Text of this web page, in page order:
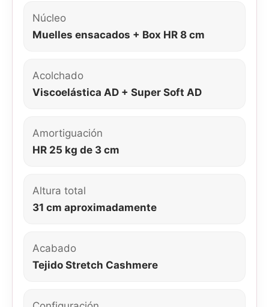
Núcleo
Muelles ensacados + Box HR 8 cm
Acolchado
Viscoelástica AD + Super Soft AD
Amortiguación
HR 25 kg de 3 cm
Altura total
31 cm aproximadamente
Acabado
Tejido Stretch Cashmere